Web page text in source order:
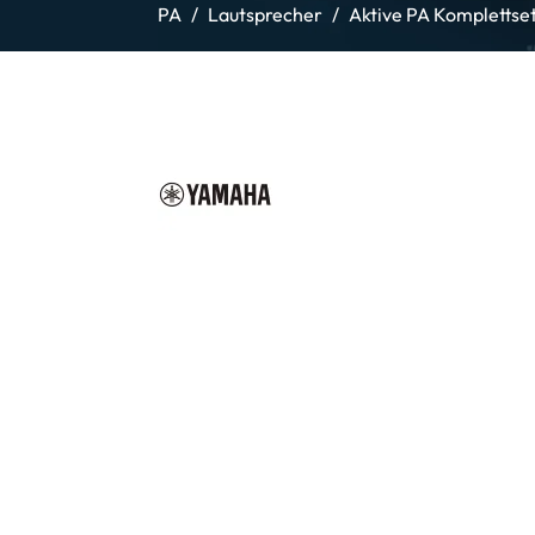
PA Lautsprecher Aktive PA